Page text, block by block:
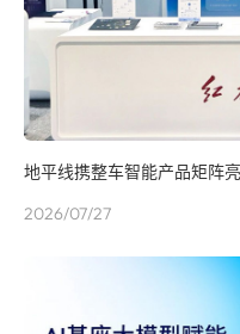
地平线携整车智能产品矩阵
2026/07/27